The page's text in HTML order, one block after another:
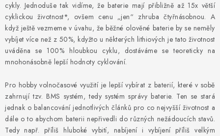
cykly. Jednoduše tak vidíme, že baterie mají přibližně až 15x větší
cyklickou životnost*, ovšem cenu „jen“ zhruba čtyřnásobnou. A
když ještě vezmeme v úvahu, že běžné olověné baterie by se neměly
vybíjet více než z 50%, kdyžto u některých lithiových je tato životnost
uváděna se 100% hloubkou cyklu, dostáváme se teoreticky na
mnohonásobně lepší hodnoty cyklování.
Pro hobby volnočasové využití je lepší vybírat z baterií, které v sobě
zahrnují tzv. BMS systém, tedy systém správy baterie. Ten se stará
jednak o balancování jednotlivých článků pro co nejvyšší životnost a
dále o to abychom baterii nepřivedli do různých nežádoucích stavů.
Tedy např. příliš hluboké vybití, nabíjení i vybíjení příliš velkým